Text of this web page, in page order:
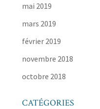
mai 2019
mars 2019
février 2019
novembre 2018
octobre 2018
CATÉGORIES